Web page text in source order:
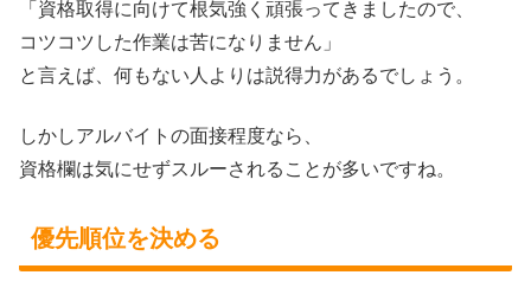
「資格取得に向けて根気強く頑張ってきましたので、
コツコツした作業は苦になりません」
と言えば、何もない人よりは説得力があるでしょう。
しかしアルバイトの面接程度なら、
資格欄は気にせずスルーされることが多いですね。
優先順位を決める